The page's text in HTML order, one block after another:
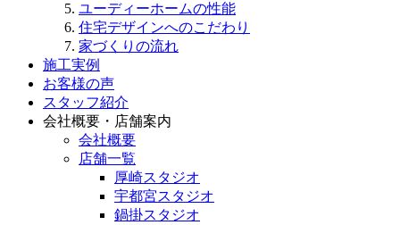
ユーディーホームの性能
住宅デザインへのこだわり
家づくりの流れ
施工実例
お客様の声
スタッフ紹介
会社概要・店舗案内
会社概要
店舗一覧
厚崎スタジオ
宇都宮スタジオ
鍋掛スタジオ